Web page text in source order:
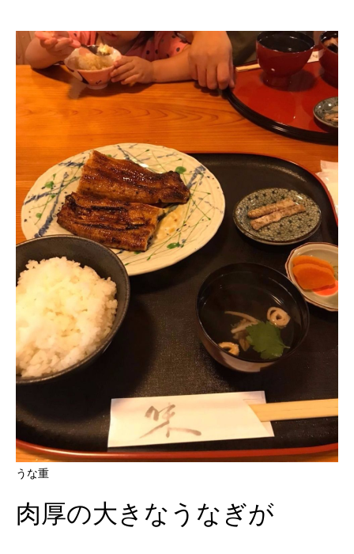
うな重
肉厚の大きなうなぎが